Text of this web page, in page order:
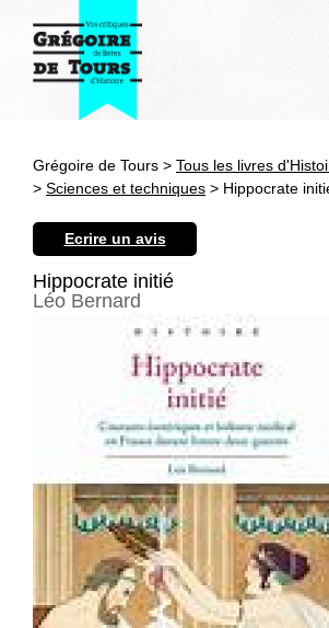
Antiquité
Révolution et
XXe siècle
Autres civilisations
Thématiques
Grégoire de Tours > Tous les livres
> Sciences et techniques > Hippocrate
Ecrire un avis
Hippocrate initié
Léo Bernard